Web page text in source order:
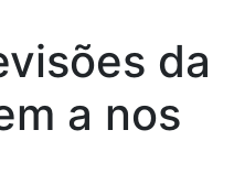
da
a nos